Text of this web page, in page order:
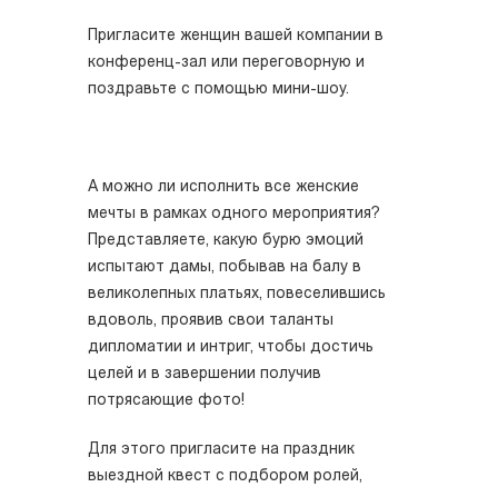
Пригласите женщин вашей компании в
конференц-зал или переговорную и
поздравьте с помощью мини-шоу.
А можно ли исполнить все женские
мечты в рамках одного мероприятия?
Представляете, какую бурю эмоций
испытают дамы, побывав на балу в
великолепных платьях, повеселившись
вдоволь, проявив свои таланты
дипломатии и интриг, чтобы достичь
целей и в завершении получив
потрясающие фото!
Для этого пригласите на праздник
выездной квест с подбором ролей,